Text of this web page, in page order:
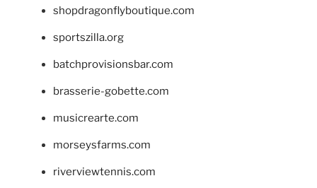
shopdragonflyboutique.com
sportszilla.org
batchprovisionsbar.com
brasserie-gobette.com
musicrearte.com
morseysfarms.com
riverviewtennis.com